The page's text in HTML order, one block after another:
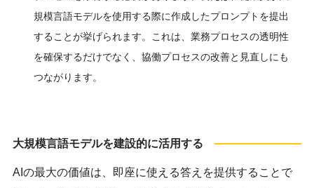
規模言語モデルを使用する際に作成したプロンプトを提出
することが挙げられます。これは、業務プロセスの透明性
を確保するだけでなく、協働プロセスの改善と見直しにも
つながります。
大規模言語モデルを建設的に活用する
AIの最大の価値は、即座に使える答えを提供することで